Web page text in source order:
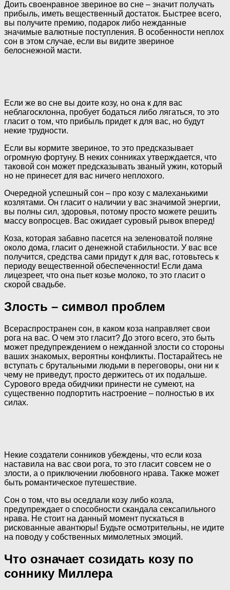
Доить своенравное звериное во сне – значит получать
прибыль, иметь вещественный достаток. Быстрее всего,
вы получите премию, подарок либо нежданные
значимые валютные поступления. В особенности неплох
сон в этом случае, если вы видите звериное
белоснежной масти.
Если же во сне вы доите козу, но она к для вас
неблагосклонна, пробует бодаться либо лягаться, то это
гласит о том, что прибыль придет к для вас, но будут
некие трудности.
Если вы кормите звериное, то это предсказывает
огромную фортуну. В неких сонниках утверждается, что
таковой сон может предсказывать званый ужин, который
но не принесет для вас ничего неплохого.
Очередной успешный сон – про козу с малеханькими
козлятами. Он гласит о наличии у вас значимой энергии,
вы полны сил, здоровья, потому просто можете решить
массу вопросцев. Вас ожидает суровый рывок вперед!
Коза, которая забавно пасется на зеленоватой поляне
около дома, гласит о денежной стабильности. У вас все
получится, средства сами придут к для вас, готовьтесь к
периоду вещественной обеспеченности! Если дама
лицезреет, что она пьет козье молоко, то это гласит о
скорой свадьбе.
Злость – символ проблем
Всераспространен сон, в каком коза направляет свои
рога на вас. О чем это гласит? До этого всего, это быть
может предупреждением о нежданной злости со стороны
ваших знакомых, вероятны конфликты. Постарайтесь не
вступать с брутальными людьми в переговоры, они ни к
чему не приведут, просто держитесь от их подальше.
Сурового вреда обидчики принести не сумеют, на
существенно подпортить настроение – полностью в их
силах.
Некие создатели сонников убеждены, что если коза
наставила на вас свои рога, то это гласит совсем не о
злости, а о приключении любовного нрава. Также может
быть романтическое путешествие.
Сон о том, что вы оседлали козу либо козла,
предупреждает о способности скандала сексапильного
нрава. Не стоит на данный момент пускаться в
рискованные авантюры! Будьте осмотрительны, не идите
на поводу у собственных мимолетных эмоций.
Что означает созидать козу по
соннику Миллера